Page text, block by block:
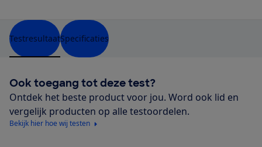
TestresultaatSpecificaties
Ook toegang tot deze test?
Ontdek het beste product voor jou. Word ook lid en
vergelijk producten op alle testoordelen.
Bekijk hier hoe wij testen